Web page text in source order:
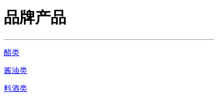
品牌产品
醋类
酱油类
料酒类